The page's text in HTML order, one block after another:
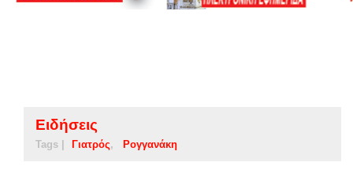
Ειδήσεις
Tags | Γιατρός Ρογγανάκη